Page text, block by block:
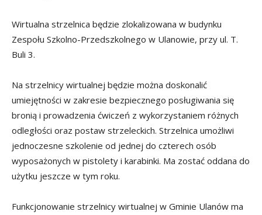
Wirtualna strzelnica będzie zlokalizowana w budynku
Zespołu Szkolno-Przedszkolnego w Ulanowie, przy ul. T.
Buli 3.
Na strzelnicy wirtualnej będzie można doskonalić
umiejętności w zakresie bezpiecznego posługiwania się
bronią i prowadzenia ćwiczeń z wykorzystaniem różnych
odległości oraz postaw strzeleckich. Strzelnica umożliwi
jednoczesne szkolenie od jednej do czterech osób
wyposażonych w pistolety i karabinki. Ma zostać oddana do
użytku jeszcze w tym roku.
Funkcjonowanie strzelnicy wirtualnej w Gminie Ulanów ma